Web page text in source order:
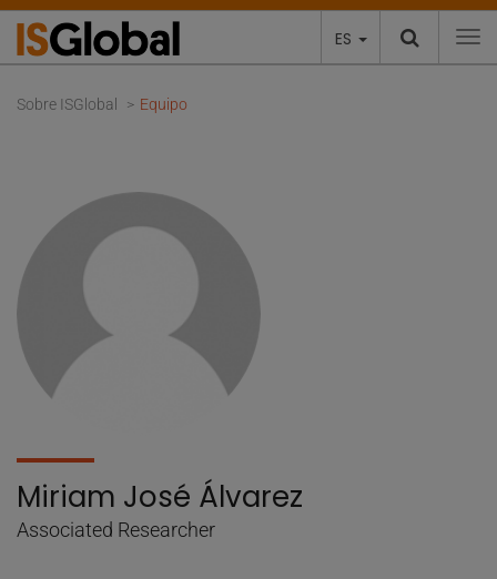
ES
Sobre ISGlobal Equipo
Miriam José Álvarez
Associated Researcher